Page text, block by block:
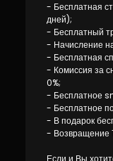
- Бесплатная
дней);
- Бесплатный
- Начисление
- Бесплатная
- Комиссия за
0%;
- Бесплатное
- Бесплатное
- В подарок
- Возвращение